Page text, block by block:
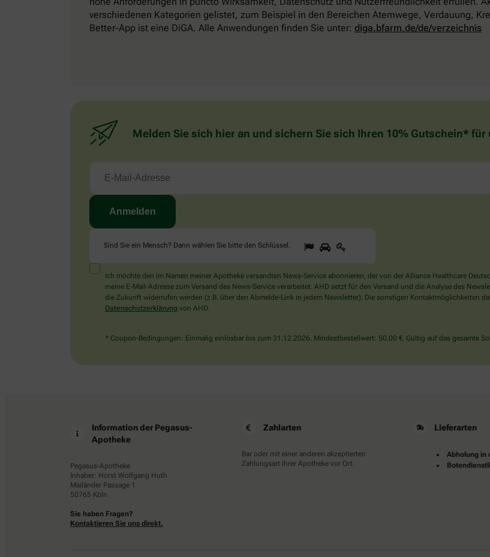
verschiedenen Kategorien gelistet, zum Beispiel in den Bereichen Atemwege, Verdauung,
Better-App ist eine DiGA. Alle Anwendungen finden Sie unter: diga.bfarm.de/de/verzeichnis
Melden Sie sich hier an und sichern Sie sich Ihren 10% Gutschein* für
Sind Sie ein Mensch? Dann wählen Sie bitte den Schlüssel .
Sind
Sie
Mensch?
Dann
wählen
Schlüssel.
1 2
Ich möchte den im Namen meiner Apotheke versandten News-Service abonnieren, der von der Alliance Healthcare
meine E-Mail-Adresse zum Versand des News-Service verarbeitet. AHD setzt für den Versand und die Analyse des
die Zukunft widerrufen werden (z.B. über den Abmelde-Link in jedem Newsletter). Die sonstigen Kontaktmöglichkeiten
Datenschutzerklärung von AHD.
* Coupon-Bedingungen: Einmalig einlösbar bis zum 31.12.2026. Mindestbestellwert: 50,00 €. Gültig auf das gesamte
Information der Pegasus-
Apotheke
Pegasus-Apotheke
Inhaber: Horst Wolfgang Huth
Mailänder Passage 1
50765 Köln
Sie haben Fragen?
Kontaktieren Sie uns direkt.
Zahlarten
Bar oder mit einer anderen akzeptierten
Zahlungsart Ihrer Apotheke vor Ort.
Lieferarten
Abholung in